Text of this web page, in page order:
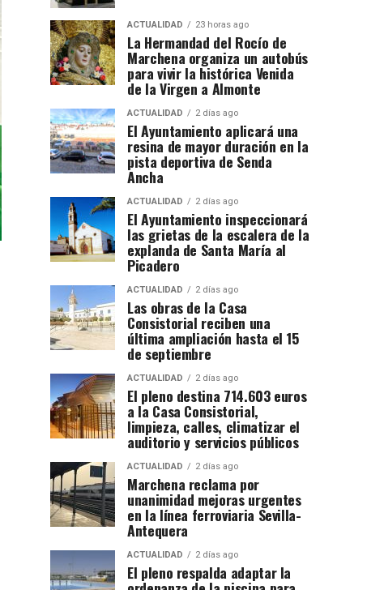
ACTUALIDAD 23 horas ago
La Hermandad del Rocío de
Marchena organiza un autobús
para vivir la histórica Venida
de la Virgen a Almonte
ACTUALIDAD 2 días ago
El Ayuntamiento aplicará una
resina de mayor duración en la
pista deportiva de Senda
Ancha
ACTUALIDAD 2 días ago
El Ayuntamiento inspeccionará
las grietas de la escalera de la
explanda de Santa María al
Picadero
ACTUALIDAD 2 días ago
Las obras de la Casa
Consistorial reciben una
última ampliación hasta el 15
de septiembre
ACTUALIDAD 2 días ago
El pleno destina 714.603 euros
a la Casa Consistorial,
limpieza, calles, climatizar el
auditorio y servicios públicos
ACTUALIDAD 2 días ago
Marchena reclama por
unanimidad mejoras urgentes
en la línea ferroviaria Sevilla-
Antequera
ACTUALIDAD 2 días ago
El pleno respalda adaptar la